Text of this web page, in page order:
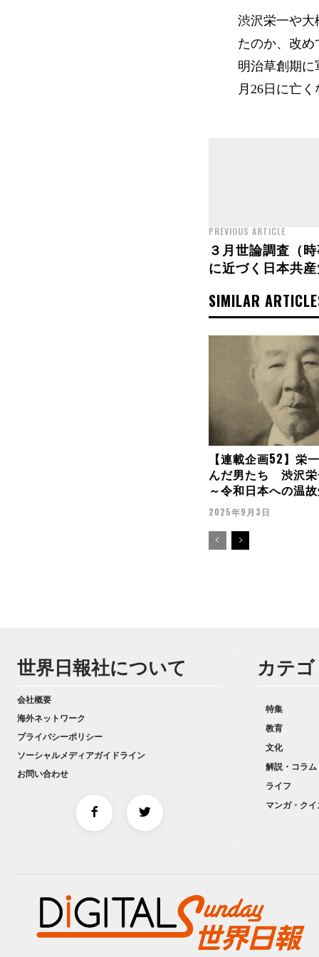
渋沢栄一や
たのか、改
明治草創期
月26日に亡
PREVIOUS ARTICLE
３月世論調査（
に近づく日本共
SIMILAR
【連載企画52】栄
んだ男たち 渋沢
～令和日本への温
2025年9月3日
世界日報社について
会社概要
海外ネットワーク
プライバシーポリシー
ソーシャルメディアガイドライン
お問い合わせ
カテ
特集
教育
文化
解説・コラム
ライフ
マンガ・クイ